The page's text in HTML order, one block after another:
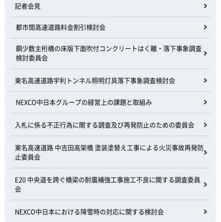
記者会見
都市間高速道路料金割引検討会
鋼少数主桁橋の床版下面吹付コンクリートはく離・落下事象調査
検討委員会
東名高速道路宇利トンネル照明灯具落下事象調査検討会
NEXCO中日本グループの経営上の課題と取組み
入札に係る不正行為に関する調査及び再発防止のための委員会
東名高速道路 中吉田高架橋 塗装塗替え工事による火災事故再発防
止委員会
E20 中央道を跨ぐ橋梁の耐震補強工事施工不良に関する調査委員
会
NEXCO中日本における降雪時の対応に関する検討会